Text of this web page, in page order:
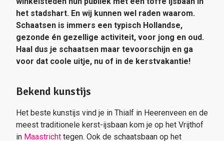
het stadshart. En wij kunnen wel raden waarom.
Schaatsen is immers een typisch Hollandse,
gezonde én gezellige activiteit, voor jong en oud.
Haal dus je schaatsen maar tevoorschijn en ga
voor dat coole uitje, nu of in de kerstvakantie!
Bekend kunstijs
Het beste kunstijs vind je in Thialf in Heerenveen en de
meest traditionele kerst-ijsbaan kom je op het Vrijthof
in Maastricht tegen. Ook de schaatsbaan op het